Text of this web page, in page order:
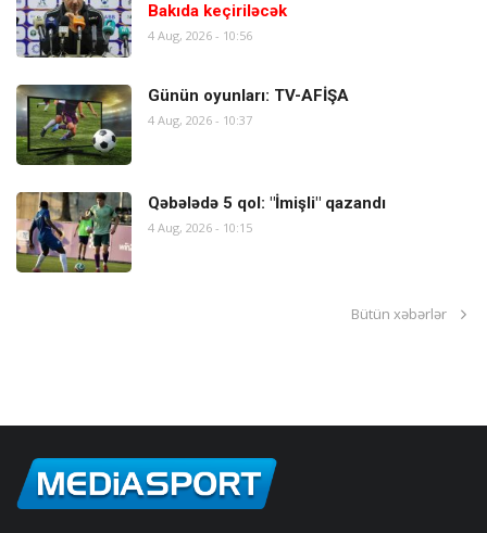
Bakıda keçiriləcək
4 Aug, 2026 - 10:56
Günün oyunları: TV-AFİŞA
4 Aug, 2026 - 10:37
Qəbələdə 5 qol: "İmişli" qazandı
4 Aug, 2026 - 10:15
Bütün xəbərlər